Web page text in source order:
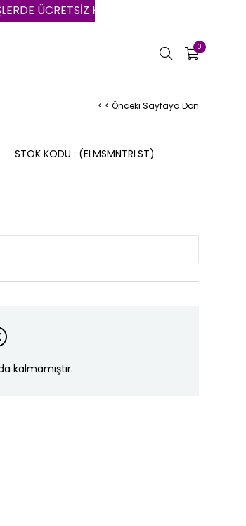
KARGO | VADE FARKSIZ 3 AYA
0
< < Önceki Sayfaya Dön
(ELMSMNTRLST)
STOK KODU
kalmamıştır.